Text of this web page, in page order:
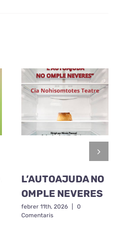
L’AUTOAJUDA NO
OMPLE NEVERES
febrer 11th, 2026
0
Comentaris